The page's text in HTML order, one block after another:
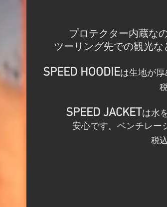
プロテクター内蔵な
ツーリング先での観光な
SPEED HOODIEは生地が厚
SPEED JACKETは水
安心です。ベンチレー
税込